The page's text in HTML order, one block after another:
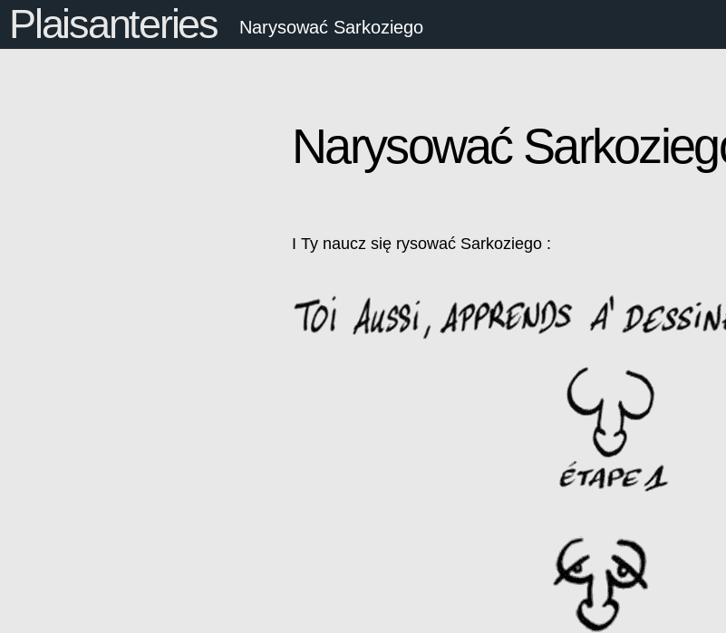
Plaisanteries Narysować Sarkoziego
Narysować
I Ty naucz się rysować Sarkoziego :